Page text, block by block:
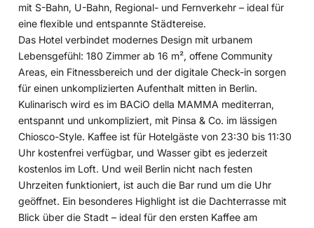
mit S-Bahn, U-Bahn, Regional- und Fernverkehr – ideal für
eine flexible und entspannte Städtereise.
Das Hotel verbindet modernes Design mit urbanem
Lebensgefühl: 180 Zimmer ab 16 m², offene Community
Areas, ein Fitnessbereich und der digitale Check-in sorgen
für einen unkomplizierten Aufenthalt mitten in Berlin.
Kulinarisch wird es im BACiO della MAMMA mediterran,
entspannt und unkompliziert, mit Pinsa & Co. im lässigen
Chiosco-Style. Kaffee ist für Hotelgäste von 23:30 bis 11:30
Uhr kostenfrei verfügbar, und Wasser gibt es jederzeit
kostenlos im Loft. Und weil Berlin nicht nach festen
Uhrzeiten funktioniert, ist auch die Bar rund um die Uhr
geöffnet. Ein besonderes Highlight ist die Dachterrasse mit
Blick über die Stadt – ideal für den ersten Kaffee am